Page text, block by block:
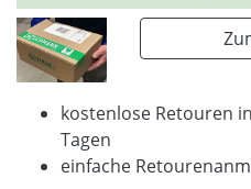
kostenlose Retouren
Tagen
einfache